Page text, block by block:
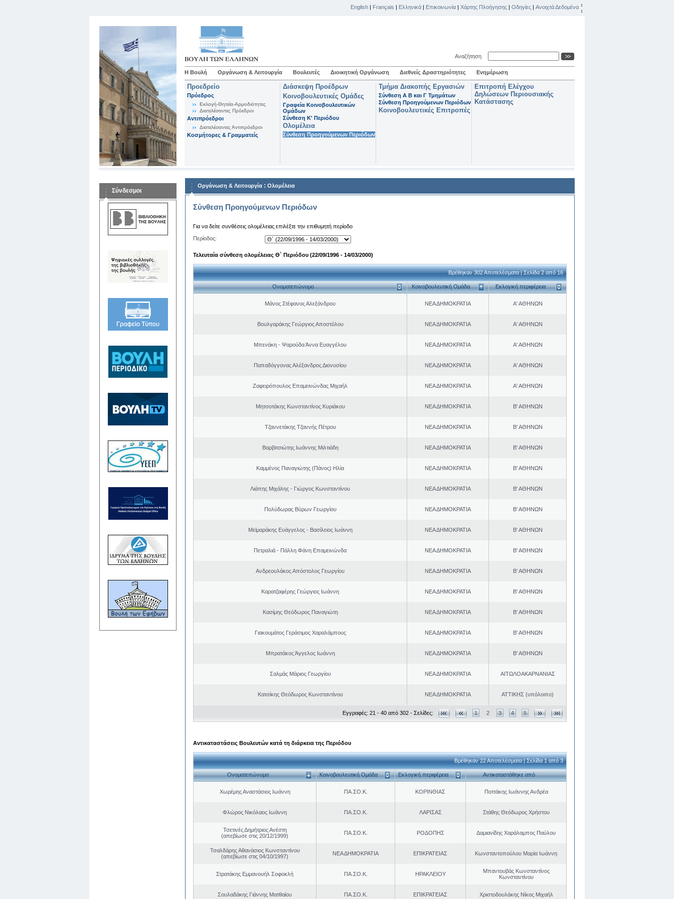
English | Français | Ελληνικά | Επικοινωνία | Χάρτης Πλοήγησης | Οδηγίες | Ανοιχτά Δεδομένα
Αναζήτηση
Η Βουλή Οργάνωση & Λειτουργία Βουλευτές Διοικητική Οργάνωση Διεθνείς Δραστηριότητες Ενημέρωση
Προεδρείο
Πρόεδρος
Εκλογή-Θητεία-Αρμοδιότητες
Διατελέσαντες Πρόεδροι
Αντιπρόεδροι
Διατελέσαντες Αντιπρόεδροι
Κοσμήτορες & Γραμματείς
Διάσκεψη Προέδρων
Κοινοβουλευτικές Ομάδες
Γραφεία Κοινοβουλευτικών
Ομάδων
Σύνθεση K' Περιόδου
Ολομέλεια
Σύνθεση Προηγούμενων Περιόδων
Τμήμα Διακοπής Εργασιών
Σύνθεση Α Β και Γ Τμημάτων
Σύνθεση Προηγούμενων Περιόδων
Κοινοβουλευτικές Επιτροπές
Επιτροπή Ελέγχου
Δηλώσεων Περιουσιακής
Κατάστασης
Σύνδεσμοι
Οργάνωση & Λειτουργία : Ολομέλεια
Σύνθεση Προηγούμενων Περιόδων
Για να δείτε συνθέσεις ολομέλειας επιλέξτε την επιθυμητή περίοδο
Περίοδος:
Τελευταία σύνθεση ολομέλειας Θ΄ Περιόδου (22/09/1996 - 14/03/2000)
Βρέθηκαν 302 Αποτελέσματα | Σελίδα 2 από 16
Ονοματεπώνυμο Κοινοβουλευτική Ομάδα Εκλογική περιφέρεια
Μάνος Στέφανος Αλεξάνδρου ΝΕΑ ΔΗΜΟΚΡΑΤΙΑ Α' ΑΘΗΝΩΝ
Βουλγαράκης Γεώργιος Αποστόλου ΝΕΑ ΔΗΜΟΚΡΑΤΙΑ Α' ΑΘΗΝΩΝ
Μπενάκη - Ψαρούδα Άννα Ευαγγέλου ΝΕΑ ΔΗΜΟΚΡΑΤΙΑ Α' ΑΘΗΝΩΝ
Παπαδόγγονας Αλέξανδρος Διονυσίου ΝΕΑ ΔΗΜΟΚΡΑΤΙΑ Α' ΑΘΗΝΩΝ
Ζαφειρόπουλος Επαμεινώνδας Μιχαήλ ΝΕΑ ΔΗΜΟΚΡΑΤΙΑ Α' ΑΘΗΝΩΝ
Μητσοτάκης Κωνσταντίνος Κυριάκου ΝΕΑ ΔΗΜΟΚΡΑΤΙΑ Β' ΑΘΗΝΩΝ
Τζαννετάκης Τζαννής Πέτρου ΝΕΑ ΔΗΜΟΚΡΑΤΙΑ Β' ΑΘΗΝΩΝ
Βαρβιτσιώτης Ιωάννης Μιλτιάδη ΝΕΑ ΔΗΜΟΚΡΑΤΙΑ Β' ΑΘΗΝΩΝ
Καμμένος Παναγιώτης (Πάνος) Ηλία ΝΕΑ ΔΗΜΟΚΡΑΤΙΑ Β' ΑΘΗΝΩΝ
Λιάπης Μιχάλης - Γιώργος Κωνσταντίνου ΝΕΑ ΔΗΜΟΚΡΑΤΙΑ Β' ΑΘΗΝΩΝ
Πολύδωρας Βύρων Γεωργίου ΝΕΑ ΔΗΜΟΚΡΑΤΙΑ Β' ΑΘΗΝΩΝ
Μεϊμαράκης Ευάγγελος - Βασίλειος Ιωάννη ΝΕΑ ΔΗΜΟΚΡΑΤΙΑ Β' ΑΘΗΝΩΝ
Πετραλιά - Πάλλη Φάνη Επαμεινώνδα ΝΕΑ ΔΗΜΟΚΡΑΤΙΑ Β' ΑΘΗΝΩΝ
Ανδρεουλάκος Απόστολος Γεωργίου ΝΕΑ ΔΗΜΟΚΡΑΤΙΑ Β' ΑΘΗΝΩΝ
Καρατζαφέρης Γεώργιος Ιωάννη ΝΕΑ ΔΗΜΟΚΡΑΤΙΑ Β' ΑΘΗΝΩΝ
Κασίμης Θεόδωρος Παναγιώτη ΝΕΑ ΔΗΜΟΚΡΑΤΙΑ Β' ΑΘΗΝΩΝ
Γιακουμάτος Γεράσιμος Χαραλάμπους ΝΕΑ ΔΗΜΟΚΡΑΤΙΑ Β' ΑΘΗΝΩΝ
Μπρατάκος Άγγελος Ιωάννη ΝΕΑ ΔΗΜΟΚΡΑΤΙΑ Β' ΑΘΗΝΩΝ
Σαλμάς Μάριος Γεωργίου ΝΕΑ ΔΗΜΟΚΡΑΤΙΑ ΑΙΤΩΛΟΑΚΑΡΝΑΝΙΑΣ
Κατσίκης Θεόδωρος Κωνσταντίνου ΝΕΑ ΔΗΜΟΚΡΑΤΙΑ ΑΤΤΙΚΗΣ (υπόλοιπο)
Εγγραφές: 21 - 40 από 302 - Σελίδες: 1 2 3 4 5
Αντικαταστάσεις Βουλευτών κατά τη διάρκεια της Περιόδου
Βρέθηκαν 22 Αποτελέσματα | Σελίδα 1 από 3
Ονοματεπώνυμο Κοινοβουλευτική Ομάδα Εκλογική περιφέρεια Αντικαταστάθηκε από
Χωρέμης Αναστάσιος Ιωάννη ΠΑ.ΣΟ.Κ. ΚΟΡΙΝΘΙΑΣ Ποττάκης Ιωάννης Ανδρέα
Φλώρος Νικόλαος Ιωάννη ΠΑ.ΣΟ.Κ. ΛΑΡΙΣΑΣ Στάθης Θεόδωρος Χρήστου
Τσετινές Δημήτριος Ανέστη
(απεβίωσε στις 20/12/1999)
ΠΑ.ΣΟ.Κ. ΡΟΔΟΠΗΣ Δαμιανίδης Χαράλαμπος Παύλου
Τσαλδάρης Αθανάσιος Κωνσταντίνου
(απεβίωσε στις 04/10/1997)
ΝΕΑ ΔΗΜΟΚΡΑΤΙΑ ΕΠΙΚΡΑΤΕΙΑΣ Κωνσταντοπούλου Μαρία Ιωάννη
Στρατάκης Εμμανουήλ Σοφοκλή ΠΑ.ΣΟ.Κ. ΗΡΑΚΛΕΙΟΥ
Μπαντουβάς Κωνσταντίνος
Κωνσταντίνου
Σουλαδάκης Γιάννης Ματθαίου ΠΑ.ΣΟ.Κ. ΕΠΙΚΡΑΤΕΙΑΣ Χριστοδουλάκης Νίκος Μιχαήλ